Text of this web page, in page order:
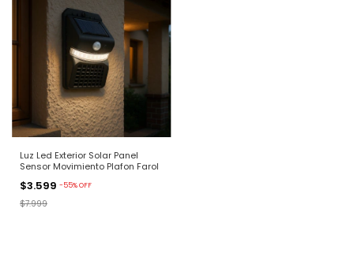
Luz Led Exterior Solar Panel
Sensor Movimiento Plafon Farol
$3.599 -55%OFF
$7.999